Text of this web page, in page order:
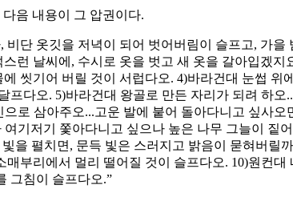
다음 내용이 그 압권이다.
단 옷깃을 저녁이 되어 벗어버림이 슬프고, 가
런 날씨에, 수시로 옷을 벗고 새 옷을 갈아입겠
씻기어 버릴 것이 서럽다오. 4)바라건대 눈썹 위
다오. 5)바라건대 왕골로 만든 자리가 되려 하
로 삼아주오...고운 발에 붙어 돌아다니고 싶사
기저기 쫓아다니고 싶으나 높은 나무 그늘이 짙
을 펼치면, 문득 빛은 스러지고 밝음이 묻혀버릴
부리에서 멀리 떨어질 것이 슬프다오. 10)원컨
그침이 슬프다오.”